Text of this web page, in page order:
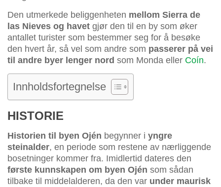
Den utmerkede beliggenheten mellom Sierra de
las Nieves og havet gjør den til en by som øker
antallet turister som bestemmer seg for å besøke
den hvert år, så vel som andre som passerer på vei
til andre byer lenger nord som Monda eller Coín.
Innholdsfortegnelse
HISTORIE
Historien til byen Ojén begynner i yngre
steinalder, en periode som restene av nærliggende
bosetninger kommer fra. Imidlertid dateres den
første kunnskapen om byen Ojén som sådan
tilbake til middelalderen, da den var under maurisk